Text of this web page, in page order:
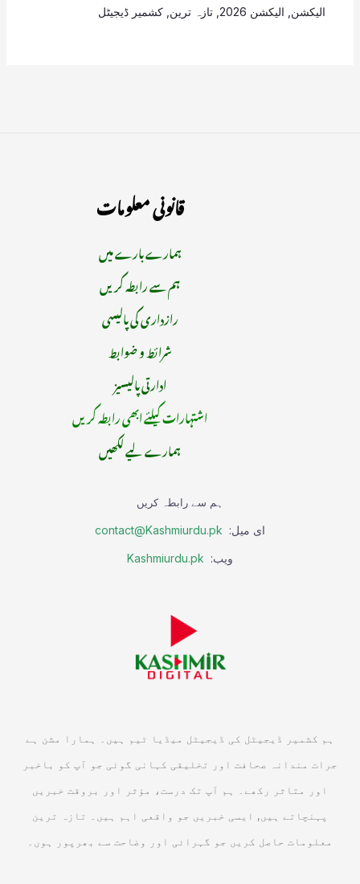
الیکشن الیکشن 2026 , تازہ ترین کشمیر ڈیجیٹل
قانونی معلومات
ہمارے بارے میں
ہم سے رابطہ کریں
رازداری کی پالیسی
شرائط و ضوابط
ادارتی پالیسیز
اشتہارات کیلئے ابھی رابطہ کریں
ہمارے لیے لکھیں
ہم سے رابطہ کریں
ای میل: contact@Kashmiurdu.pk
ویب: Kashmiurdu.pk
ہم کشمیر ڈیجیٹل کی ڈیجیٹل میڈیا ٹیم ہیں۔ ہمارا مشن ہے
جرات مندانہ صحافت اور تخلیقی کہانی گوئی جو آپ کو باخبر
اور متاثر رکھے۔ ہم آپ تک درست، مؤثر اور بروقت خبریں
پہنچاتے ہیں, ایسی خبریں جو واقعی اہم ہیں۔ تازہ ترین
معلومات حاصل کریں جو گہرائی اور وضاحت سے بھرپور ہوں۔